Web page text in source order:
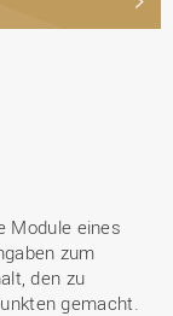
Module eines
zum
den zu
gemacht.